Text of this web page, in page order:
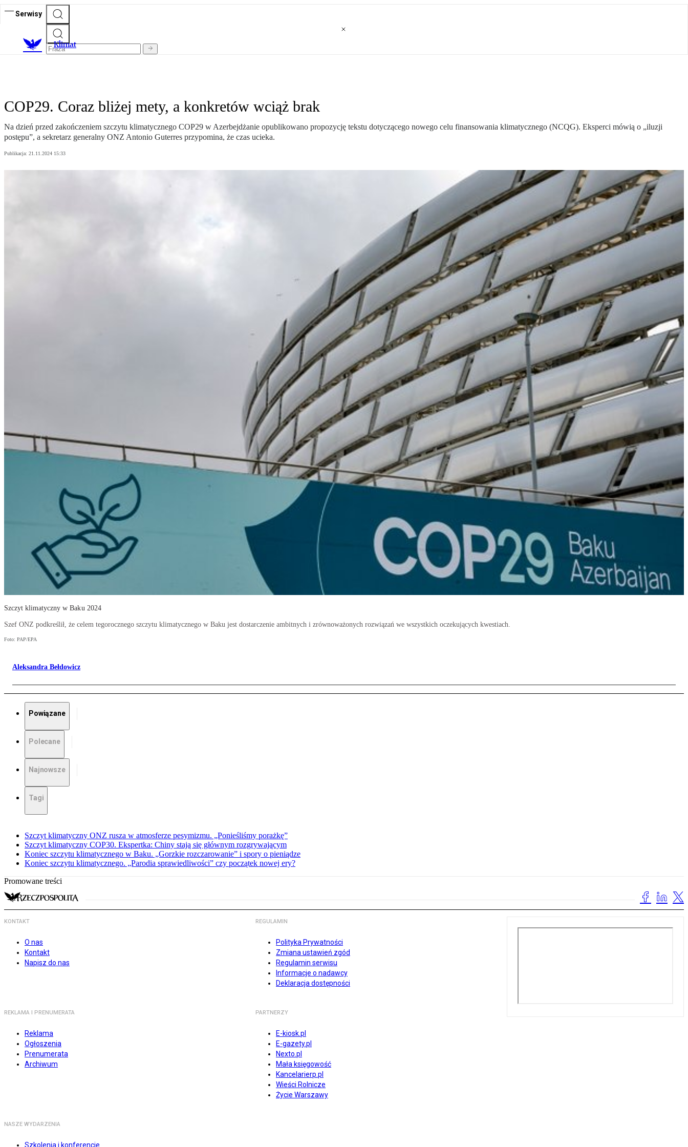
Serwisy
Klimat
COP29. Coraz bliżej mety, a konkretów wciąż brak
Na dzień przed zakończeniem szczytu klimatycznego COP29 w Azerbejdżanie opublikowano propozycję tekstu dotyczącego nowego celu finansowania klimatycznego (NCQG). Eksperci mówią o „iluzji
postępu”, a sekretarz generalny ONZ Antonio Guterres przypomina, że czas ucieka.
Publikacja: 21.11.2024 15:33
Szczyt klimatyczny w Baku 2024
Szef ONZ podkreślił, że celem tegorocznego szczytu klimatycznego w Baku jest dostarczenie ambitnych i zrównoważonych rozwiązań we wszystkich oczekujących kwestiach.
Foto: PAP/EPA
Aleksandra Bełdowicz
Powiązane
Polecane
Najnowsze
Tagi
Szczyt klimatyczny ONZ rusza w atmosferze pesymizmu. „Ponieśliśmy porażkę”
Szczyt klimatyczny COP30. Ekspertka: Chiny stają się głównym rozgrywającym
Koniec szczytu klimatycznego w Baku. „Gorzkie rozczarowanie” i spory o pieniądze
Koniec szczytu klimatycznego. „Parodia sprawiedliwości” czy początek nowej ery?
Promowane treści
KONTAKT
O nas
Kontakt
Napisz do nas
REGULAMIN
Polityka Prywatności
Zmiana ustawień zgód
Regulamin serwisu
Informacje o nadawcy
Deklaracja dostępności
REKLAMA I PRENUMERATA
Reklama
Ogłoszenia
Prenumerata
Archiwum
PARTNERZY
E-kiosk.pl
E-gazety.pl
Nexto.pl
Mała księgowość
Kancelarierp.pl
Wieści Rolnicze
Życie Warszawy
NASZE WYDARZENIA
Szkolenia i konferencje